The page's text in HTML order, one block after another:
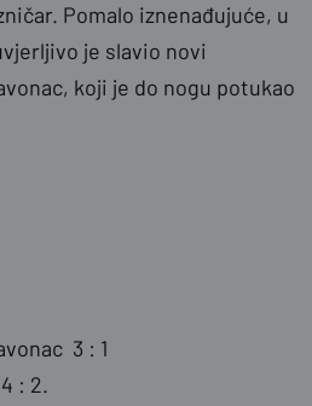
Pomalo iznenađujuće, u
je slavio novi
koji je do nogu potukao
3 : 1
: 2.